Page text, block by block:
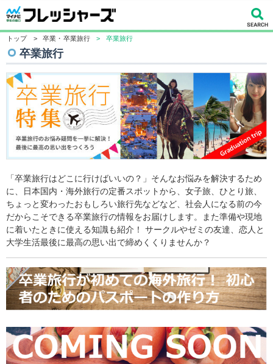
トップ > 卒業・卒業旅行 > 卒業旅行
卒業旅行
「卒業旅行はどこに行けばいいの？」そんなお悩みを解決するため
に、日本国内・海外旅行の定番スポットから、女子旅、ひとり旅、
ちょっと変わったおもしろい旅行先などなど、社会人になる前の今
だからこそできる卒業旅行の情報をお届けします。また準備や現地
に着いたときに使える知識も紹介！ サークルやゼミの友達、恋人と
大学生活最後に最高の思い出で締めくくりませんか？